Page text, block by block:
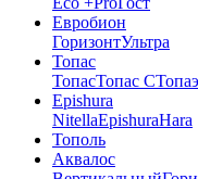
Евробион
ГоризонтУльтра
Топас
ТопасТопас С
Epishura
NitellaEpishuraHara
Тополь
Аквалос